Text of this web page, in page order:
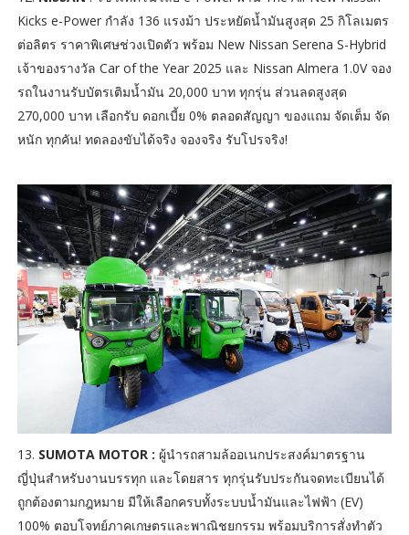
Kicks e-Power กำลัง 136 แรงม้า ประหยัดน้ำมันสูงสุด 25 กิโลเมตร
ต่อลิตร ราคาพิเศษช่วงเปิดตัว พร้อม New Nissan Serena S-Hybrid
เจ้าของรางวัล Car of the Year 2025 และ Nissan Almera 1.0V จอง
รถในงานรับบัตรเติมน้ำมัน 20,000 บาท ทุกรุ่น ส่วนลดสูงสุด
270,000 บาท เลือกรับ ดอกเบี้ย 0% ตลอดสัญญา ของแถม จัดเต็ม จัด
หนัก ทุกคัน! ทดลองขับได้จริง จองจริง รับโปรจริง!
13. SUMOTA MOTOR : ผู้นำรถสามล้ออเนกประสงค์มาตรฐาน
ญี่ปุ่นสำหรับงานบรรทุก และโดยสาร ทุกรุ่นรับประกันจดทะเบียนได้
ถูกต้องตามกฎหมาย มีให้เลือกครบทั้งระบบน้ำมันและไฟฟ้า (EV)
100% ตอบโจทย์ภาคเกษตรและพาณิชยกรรม พร้อมบริการสั่งทำตัว